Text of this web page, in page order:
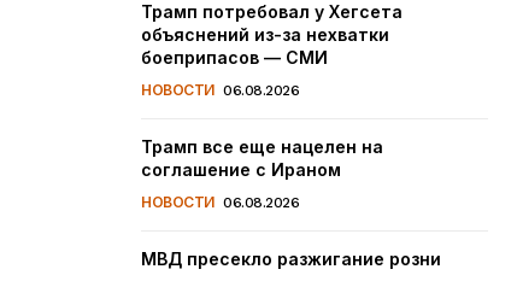
Трамп потребовал у Хегсета
объяснений из-за нехватки
боеприпасов — СМИ
НОВОСТИ 06.08.2026
Трамп все еще нацелен на
соглашение с Ираном
НОВОСТИ 06.08.2026
МВД пресекло разжигание розни